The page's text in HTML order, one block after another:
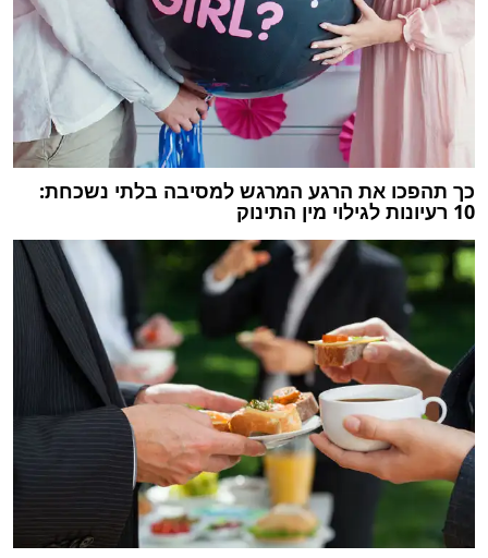
כך תהפכו את הרגע המרגש למסיבה בלתי נשכחת:
10 רעיונות לגילוי מין התינוק